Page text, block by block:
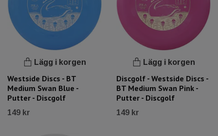
Lägg i korgen
Westside Discs - BT
Medium Swan Blue -
Putter - Discgolf
149 kr
Lägg i korgen
Discgolf - Westside Discs -
BT Medium Swan Pink -
Putter - Discgolf
149 kr